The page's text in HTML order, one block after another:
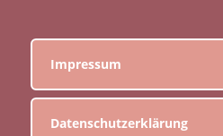
Impressum
Datenschutzerklärung